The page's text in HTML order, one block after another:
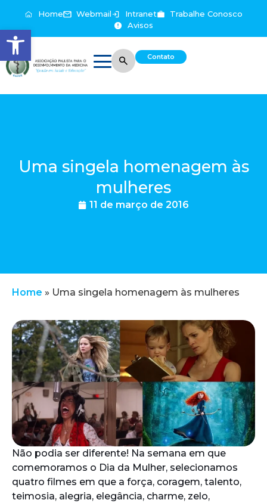
Abrir a barra de ferramentas
Home Webmail Intranet
Trabalhe Conosco
Avisos
Contato
Uma singela homenagem às
mulheres
11 de março de 2016
Home » Uma singela homenagem às mulheres
Não podia ser diferente! Na semana em que
comemoramos o Dia da Mulher, selecionamos
quatro filmes em que a força, coragem, talento,
teimosia, alegria, elegância, charme, zelo,